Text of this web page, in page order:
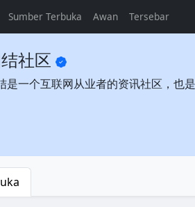
Sumber Terbuka Awan Tersebar
社区
是一个互联网从业者的资讯社区，也